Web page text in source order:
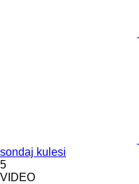
sondaj kulesi
5
VIDEO